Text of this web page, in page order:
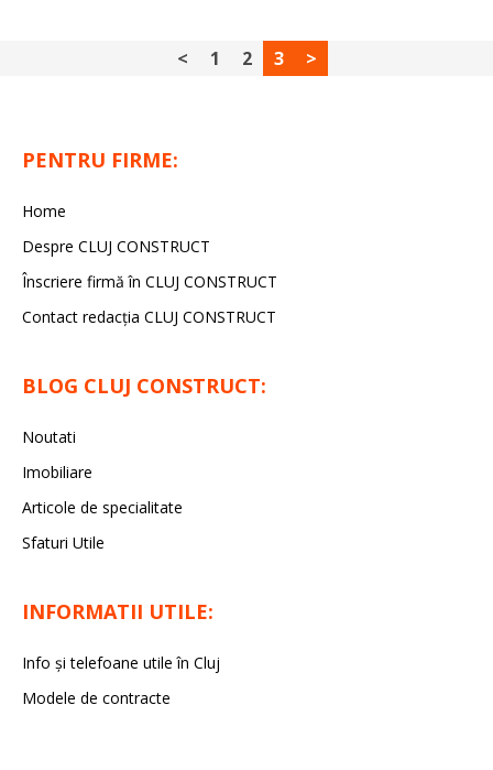
< 1 2 3 >
PENTRU FIRME:
Home
Despre CLUJ CONSTRUCT
Înscriere firmă în CLUJ CONSTRUCT
Contact redacția CLUJ CONSTRUCT
BLOG CLUJ CONSTRUCT:
Noutati
Imobiliare
Articole de specialitate
Sfaturi Utile
INFORMATII UTILE:
Info și telefoane utile în Cluj
Modele de contracte